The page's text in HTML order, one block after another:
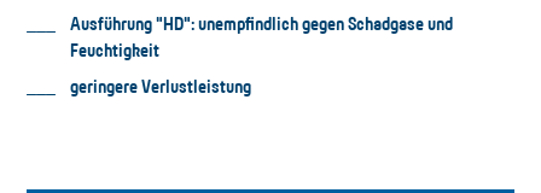
Ausführung "HD": unempfindlich gegen Schadgase und
Feuchtigkeit
geringere Verlustleistung